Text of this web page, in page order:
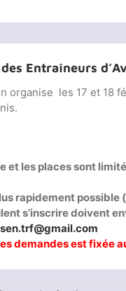
Entraîneurs
organise les 17 et 18
et les places sont
rapidement possible
s’inscrire doivent
demandes est fixée